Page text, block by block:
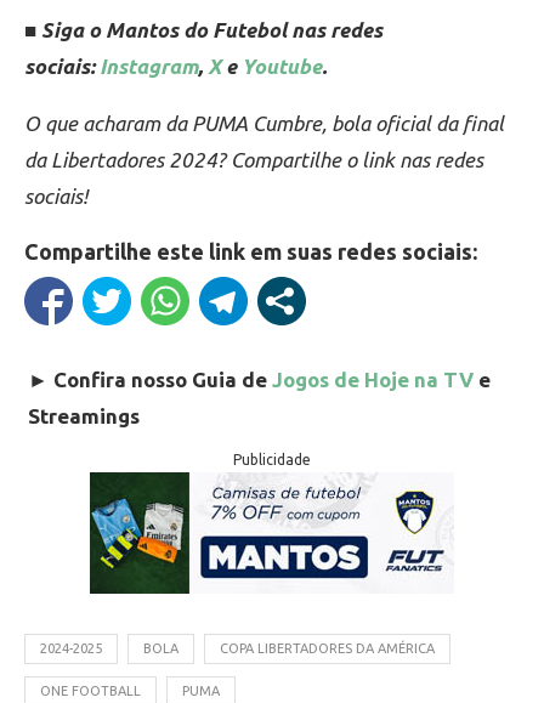
■ Siga o Mantos do Futebol nas redes
sociais:Instagram, Xe Youtube.
O que acharam da PUMA Cumbre, bola oficial da final
da Libertadores 2024? Compartilhe o link nas redes
sociais!
Compartilhe este link em suas redes sociais:
► Confira nosso Guia de Jogos de Hoje na TV e
Streamings
Publicidade
2024-2025 BOLA COPA LIBERTADORES DA AMÉRICA
ONE FOOTBALL PUMA